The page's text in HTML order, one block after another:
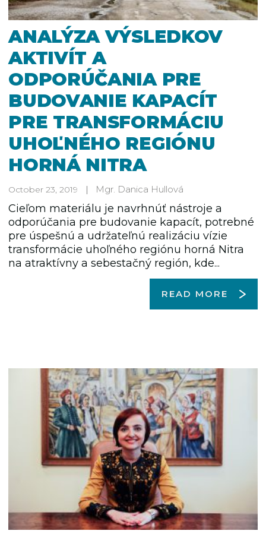
ANALÝZA VÝSLEDKOV
AKTIVÍT A
ODPORÚČANIA PRE
BUDOVANIE KAPACÍT
PRE TRANSFORMÁCIU
UHOĽNÉHO REGIÓNU
HORNÁ NITRA
October 23, 2019 Mgr. Danica Hullová
Cieľom materiálu je navrhnúť nástroje a
odporúčania pre budovanie kapacít, potrebné
pre úspešnú a udržateľnú realizáciu vízie
transformácie uhoľného regiónu horná Nitra
na atraktívny a sebestačný región, kde...
READ MORE